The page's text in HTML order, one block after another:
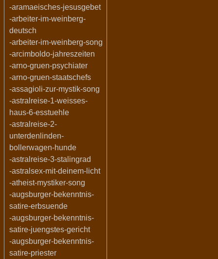
-aramaeisches-jesusgebet
-arbeiter-im-weinberg-
deutsch
-arbeiter-im-weinberg-song
-arcimboldo-jahreszeiten
-arno-gruen-psychiater
-arno-gruen-staatschefs
-assagioli-zur-mystik-song
-astralreise-1-weisses-
haus-6-esstuehle
-astralreise-2-
unterdenlinden-
bollerwagen-hunde
-astralreise-3-stalingrad
-astralsex-mit-deinem-licht
-atheist-mystiker-song
-augsburger-bekenntnis-
satire-erbsuende
-augsburger-bekenntnis-
satire-juengstes-gericht
-augsburger-bekenntnis-
satire-priester